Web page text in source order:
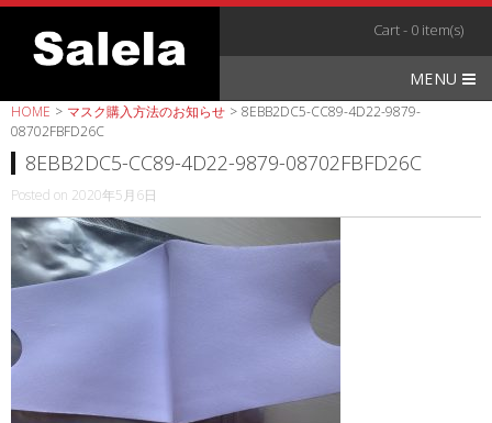
Skip
content
Cart - 0 item(s)
MENU
HOME > マスク購入方法のお知らせ > 8EBB2DC5-CC89-4D22-9879-
08702FBFD26C
8EBB2DC5-CC89-4D22-9879-08702FBFD26C
Posted on 2020年5月6日